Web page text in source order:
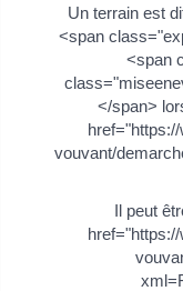
Un terrain est
<span
<span
</span>
vouvant/
Il peut